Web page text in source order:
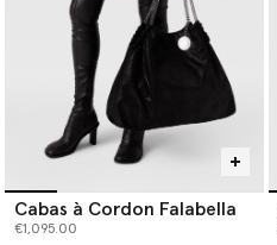
Cabas à Cordon Falabella
€1,095.00